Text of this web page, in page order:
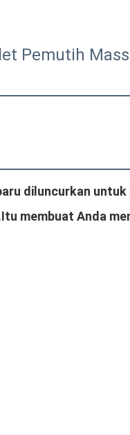
Pemutih
diluncurkan
membuat Anda